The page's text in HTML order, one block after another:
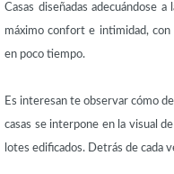
Casas diseñadas adecuándose
máximo confort e intimidad,
en poco tiempo.
Es interesan te observar cómo
casas se interpone en la visual
lotes edificados. Detrás de cada